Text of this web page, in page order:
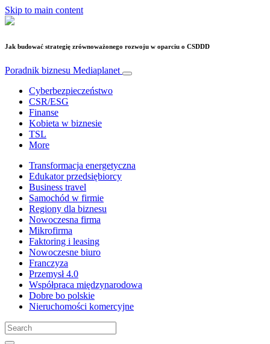
Skip to main content
Jak budować strategię zrównoważonego rozwoju w oparciu o CSDDD
Poradnik biznesu Mediaplanet
Cyberbezpieczeństwo
CSR/ESG
Finanse
Kobieta w biznesie
TSL
More
Transformacja energetyczna
Edukator przedsiębiorcy
Business travel
Samochód w firmie
Regiony dla biznesu
Nowoczesna firma
Mikrofirma
Faktoring i leasing
Nowoczesne biuro
Franczyza
Przemysł 4.0
Współpraca międzynarodowa
Dobre bo polskie
Nieruchomości komercyjne